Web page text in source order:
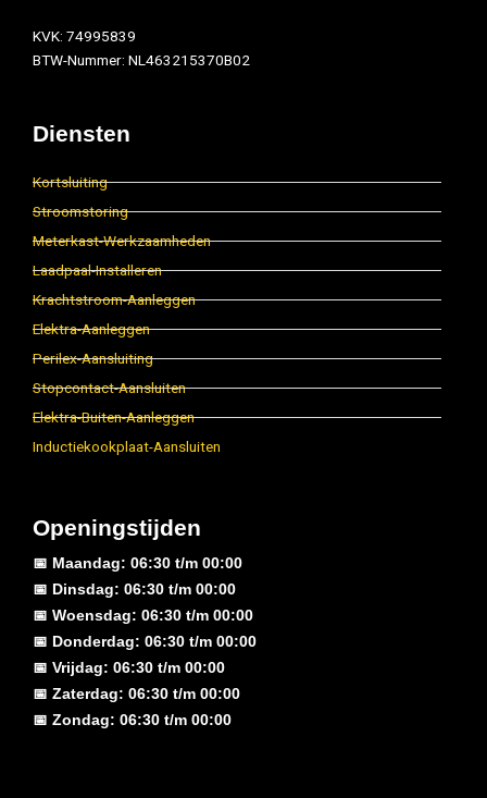
KVK: 74995839
BTW-Nummer: NL463215370B02
Diensten
Kortsluiting
Stroomstoring
Meterkast-Werkzaamheden
Laadpaal-Installeren
Krachtstroom-Aanleggen
Elektra-Aanleggen
Perilex-Aansluiting
Stopcontact-Aansluiten
Elektra-Buiten-Aanleggen
Inductiekookplaat-Aansluiten
Openingstijden
📅 Maandag: 06:30 t/m 00:00
📅 Dinsdag: 06:30 t/m 00:00
📅 Woensdag: 06:30 t/m 00:00
📅 Donderdag: 06:30 t/m 00:00
📅 Vrijdag: 06:30 t/m 00:00
📅 Zaterdag: 06:30 t/m 00:00
📅 Zondag: 06:30 t/m 00:00